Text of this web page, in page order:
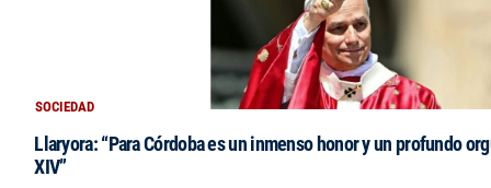
SOCIEDAD
Llaryora: “Para Córdoba es un inmenso honor y un profundo
XIV”